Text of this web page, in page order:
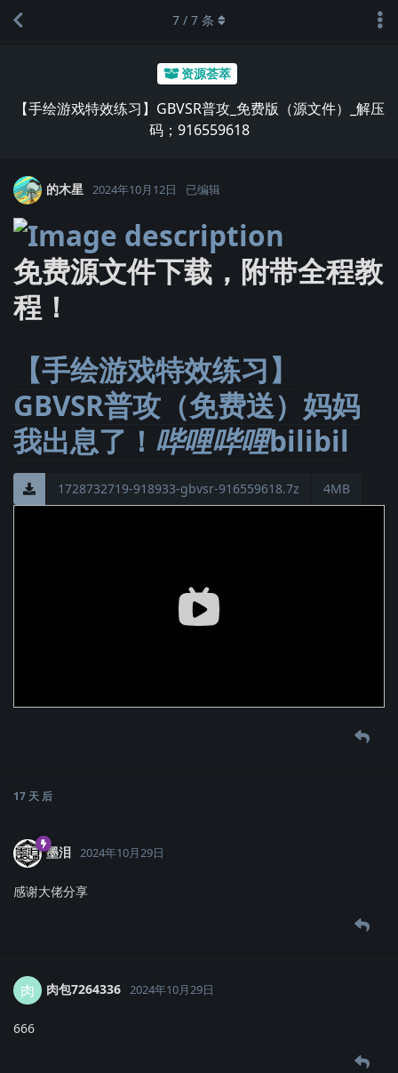
资源荟萃
【手绘游戏特效练习】GBVSR普攻_免费版（源文件）_解压
码；916559618
7 / 7 条
的木星 2024年10月12日 已编辑
免费源文件下载，附带全程教
程！
【手绘游戏特效练习】
GBVSR普攻（免费送）妈妈
我出息了！ 哔哩哔哩bilibil
1728732719-918933-gbvsr-916559618.7z 4MB
17 天 后
墨泪 2024年10月29日
感谢大佬分享
肉 肉包7264336 2024年10月29日
666